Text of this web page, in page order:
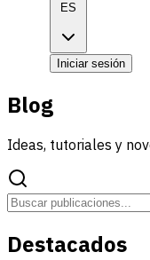
ES
Iniciar sesión
Blog
Ideas, tutoriales y
Destacados